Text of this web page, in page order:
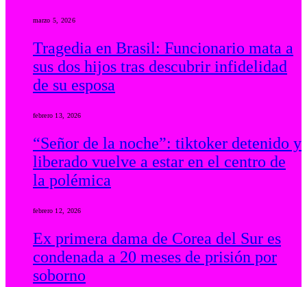
marzo 5, 2026
Tragedia en Brasil: Funcionario mata a
sus dos hijos tras descubrir infidelidad
de su esposa
febrero 13, 2026
“Señor de la noche”: tiktoker detenido y
liberado vuelve a estar en el centro de
la polémica
febrero 12, 2026
Ex primera dama de Corea del Sur es
condenada a 20 meses de prisión por
soborno